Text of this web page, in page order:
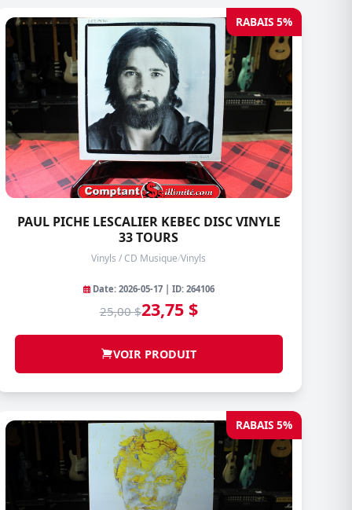
RABAIS 5%
PAUL PICHE LESCALIER KEBEC DISC VINYLE
33 TOURS
Vinyls / CD Musique/Vinyls
Date: 2026-05-17 | ID: 264106
25,00 $23,75 $
VOIR PRODUIT
RABAIS 5%